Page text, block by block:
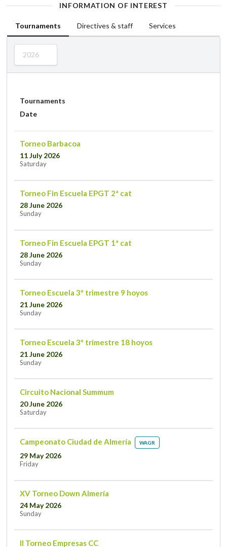
INFORMATION OF INTEREST
Tournaments Directives & staff Services
2026
Tournaments
Date
Torneo Barbacoa
11 July 2026
Saturday
Torneo Fin Escuela EPGT 2ª cat
28 June 2026
Sunday
Torneo Fin Escuela EPGT 1ª cat
28 June 2026
Sunday
Torneo Escuela 3º trimestre 9 hoyos
21 June 2026
Sunday
Torneo Escuela 3º trimestre 18 hoyos
21 June 2026
Sunday
Circuito Nacional Summum
20 June 2026
Saturday
Campeonato Ciudad de Almería WAGR
29 May 2026
Friday
XV Torneo Down Almería
24 May 2026
Sunday
II Torneo Empresas CC